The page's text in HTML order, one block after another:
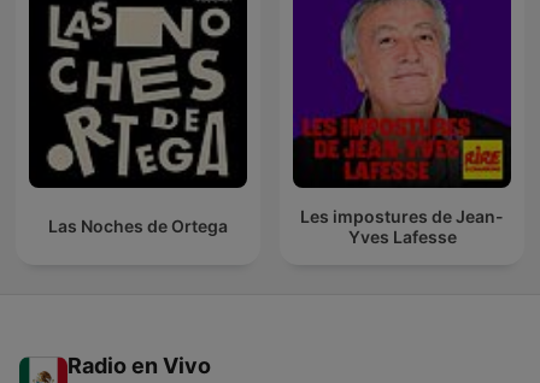
Las Noches de Ortega
Les impostures de Jean-
Yves Lafesse
Radio en Vivo